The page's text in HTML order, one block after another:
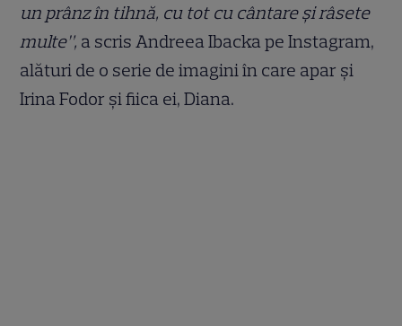
un prânz în tihnă, cu tot cu cântare și râsete
multe”, a scris Andreea Ibacka pe Instagram,
alături de o serie de imagini în care apar și
Irina Fodor și fiica ei, Diana.